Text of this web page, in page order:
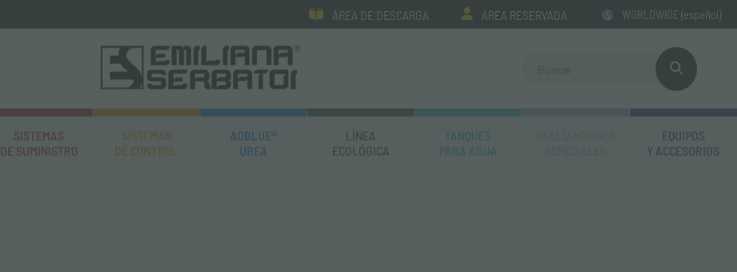
ÁREA DE DESCARGA ÁREA RESERVADA WORLDWIDE (español)
SISTEMAS
DE SUMINISTRO
SISTEMAS
DE CONTROL
ADBLUE®
UREA
LÍNEA
ECOLÓGICA
TANQUES
PARA AGUA
EQUIPOS
Y ACCESORIOS